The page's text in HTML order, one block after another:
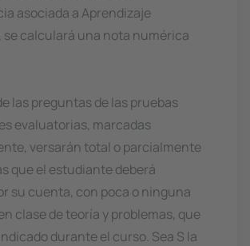
asociada a Aprendizaje
se calculará una nota numérica
las preguntas de las pruebas
evaluatorias, marcadas
versarán total o parcialmente
que el estudiante deberá
su cuenta, con poca o ninguna
clase de teoría y problemas, que
durante el curso. Sea S la